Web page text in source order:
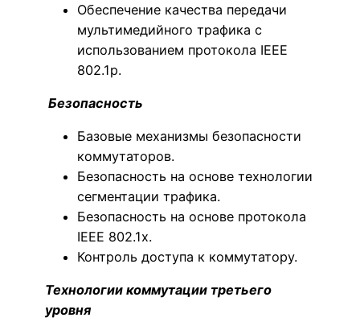
Обеспечение качества передачи
мультимедийного трафика с
использованием протокола IEEE
802.1p.
Безопасноcть
Базовые механизмы безопасности
коммутаторов.
Безопасность на основе технологии
сегментации трафика.
Безопасность на основе протокола
IEEE 802.1x.
Контроль доступа к коммутатору.
Технологии коммутации третьего
уровня